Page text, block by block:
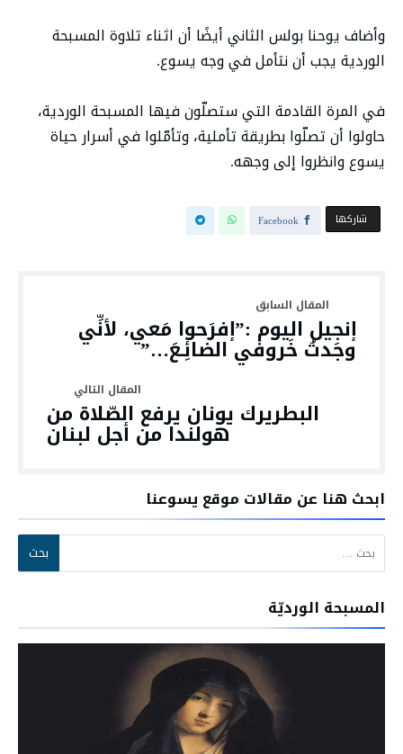
وأضاف يوحنا بولس الثاني أيضًا أن اثناء تلاوة المسبحة
الوردية يجب أن نتأمل في وجه يسوع.
في المرة القادمة التي ستصلّون فيها المسبحة الوردية،
حاولوا أن تصلّوا بطريقة تأملية، وتأمّلوا في أسرار حياة
يسوع وانظروا إلى وجهه.
‫‫ شاركها‬ Facebook
إنجيل اليوم :”إفرَحوا مَعي، لأنِّي
وجَدتُ خَروفي الضائِـعَ…”
البطريرك يونان يرفع الصّلاة من
هولندا من أجل لبنان
ابحث هنا عن مقالات موقع يسوعنا
البحث عن:
المسبحة الورديّة